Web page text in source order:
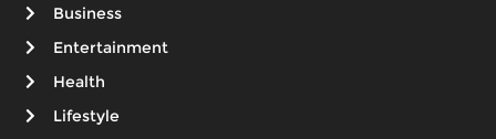
Business
Entertainment
Health
Lifestyle